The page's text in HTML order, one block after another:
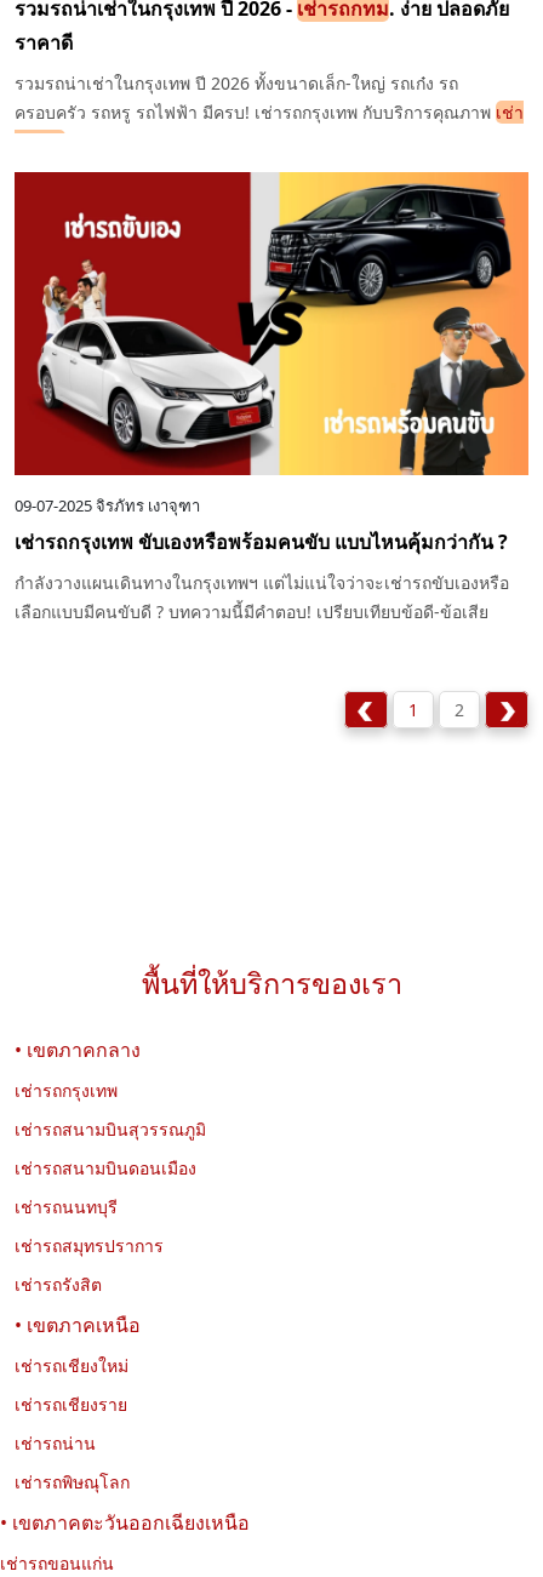
รวมรถน่าเช่าในกรุงเทพ ปี 2026 -เช่ารถกทม. ง่าย ปลอดภัย
ราคาดี
รวมรถน่าเช่าในกรุงเทพ ปี 2026 ทั้งขนาดเล็ก-ใหญ่ รถเก๋ง รถ
ครอบครัว รถหรู รถไฟฟ้า มีครบ! เช่ารถกรุงเทพ กับบริการคุณภาพ เช่า
รถกทม
09-07-2025จิรภัทร เงาจุฑา
เช่ารถกรุงเทพ ขับเองหรือพร้อมคนขับ แบบไหนคุ้มกว่ากัน ?
กำลังวางแผนเดินทางในกรุงเทพฯ แต่ไม่แน่ใจว่าจะเช่ารถขับเองหรือ
เลือกแบบมีคนขับดี ? บทความนี้มีคำตอบ! เปรียบเทียบข้อดี-ข้อเสีย
1 2
พื้นที่ให้บริการของเรา
• เขตภาคกลาง
เช่ารถกรุงเทพ
เช่ารถสนามบินสุวรรณภูมิ
เช่ารถสนามบินดอนเมือง
เช่ารถนนทบุรี
เช่ารถสมุทรปราการ
เช่ารถรังสิต
• เขตภาคเหนือ
เช่ารถเชียงใหม่
เช่ารถเชียงราย
เช่ารถน่าน
เช่ารถพิษณุโลก
• เขตภาคตะวันออกเฉียงเหนือ
เช่ารถขอนแก่น